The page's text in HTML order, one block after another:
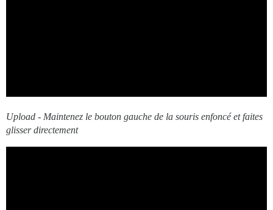
Upload - Maintenez le bouton gauche de la souris enfoncé et faites
glisser directement